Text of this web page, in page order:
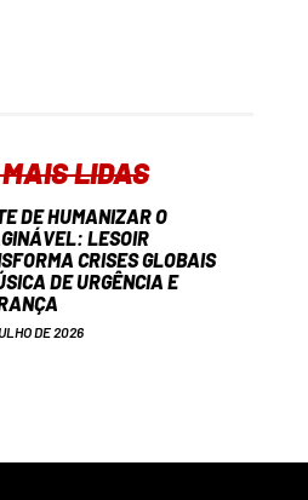
LIDAS
DE HUMANIZAR O
LESOIR
CRISES GLOBAIS
DE URGÊNCIA E
DE 2026